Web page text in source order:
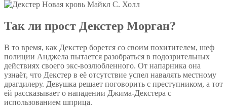
Так ли прост Декстер Морган?
В то время, как Декстер борется со своим похитителем, шеф
полиции Анджела пытается разобраться в подозрительных
действиях своего экс-возлюбленного. От напарника она
узнаёт, что Декстер в её отсутствие успел навалять местному
драгдилеру. Девушка решает поговорить с преступником, а тот
ей рассказывает о нападении Джима-Декстера с
использованием шприца.